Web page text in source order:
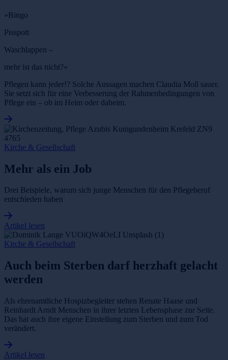
»Bingo
Pisspott
Waschlappen –
mehr ist das nicht?«
Pflegen kann jeder!? Solche Aussagen machen Claudia Moll sauer.
Sie setzt sich für eine Verbesserung der Rahmenbedingungen von
Pflege ein – ob im Heim oder daheim.
Kirche & Gesellschaft
Mehr als ein Job
Drei Beispiele, warum sich junge Menschen für den Pflegeberuf
entschieden haben
Artikel lesen
Kirche & Gesellschaft
Auch beim Sterben darf herzhaft gelacht
werden
Als ehrenamtliche Hospizbegleiter stehen Renate Haase und
Reinhardt Arndt Menschen in ihrer letzten Lebensphase zur Seite.
Das hat auch ihre eigene Einstellung zum Sterben und zum Tod
verändert.
Artikel lesen